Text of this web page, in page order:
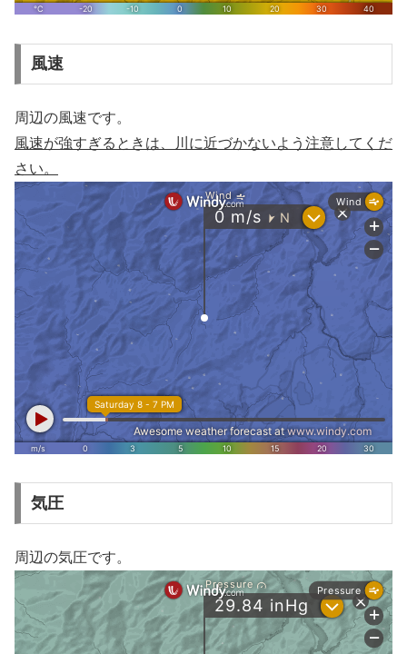
風速
周辺の風速です。
風速が強すぎるときは、川に近づかないよう注意してくだ
さい。
気圧
周辺の気圧です。